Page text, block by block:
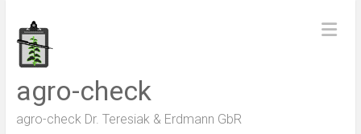
Inhalt
springen
agro-check
agro-check Dr. Teresiak & Erdmann GbR